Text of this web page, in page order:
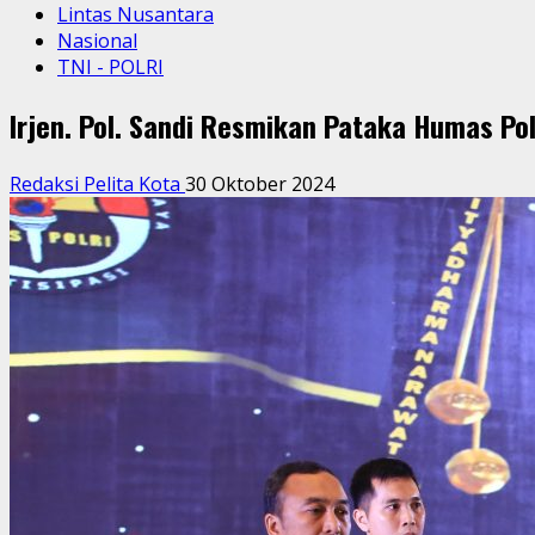
Lintas Nusantara
Nasional
TNI - POLRI
Irjen. Pol. Sandi Resmikan Pataka Humas
Redaksi Pelita Kota 30 Oktober 2024